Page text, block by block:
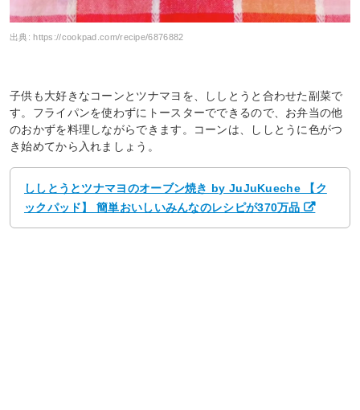
出典:https://cookpad.com/recipe/6876882
子供も大好きなコーンとツナマヨを、ししとうと合わせた副菜で
す。フライパンを使わずにトースターでできるので、お弁当の他
のおかずを料理しながらできます。コーンは、ししとうに色がつ
き始めてから入れましょう。
ししとうとツナマヨのオーブン焼き by JuJuKueche 【ク
ックパッド】 簡単おいしいみんなのレシピが370万品